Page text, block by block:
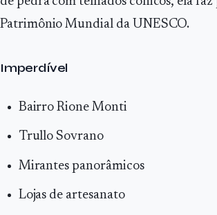
Patrimônio Mundial da UNESCO.
Imperdível
Bairro Rione Monti
Trullo Sovrano
Mirantes panorâmicos
Lojas de artesanato